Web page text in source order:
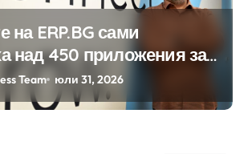
на ERP.BG сами
над 450 приложения за
с помощта на
в нея изкуствен
Team юли 31, 2026